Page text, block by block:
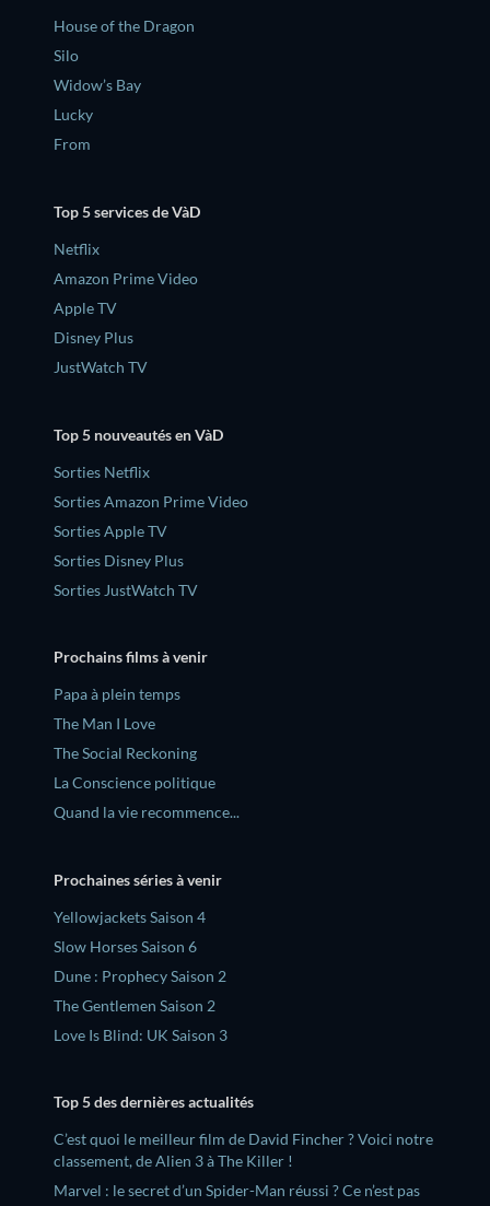
House of the Dragon
Silo
Widow’s Bay
Lucky
From
Top 5 services de VàD
Netflix
Amazon Prime Video
Apple TV
Disney Plus
JustWatch TV
Top 5 nouveautés en VàD
Sorties Netflix
Sorties Amazon Prime Video
Sorties Apple TV
Sorties Disney Plus
Sorties JustWatch TV
Prochains films à venir
‎Papa à plein temps
The Man I Love
The Social Reckoning
La Conscience politique
Quand la vie recommence...
Prochaines séries à venir
Yellowjackets Saison 4
Slow Horses Saison 6
Dune : Prophecy Saison 2
The Gentlemen Saison 2
Love Is Blind: UK Saison 3
Top 5 des dernières actualités
C’est quoi le meilleur film de David Fincher ? Voici notre
classement, de Alien 3 à The Killer !
Marvel : le secret d’un Spider-Man réussi ? Ce n’est pas